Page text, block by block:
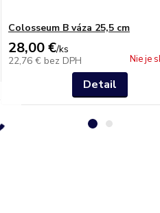
Colosseum B váza 25,5 cm
28,00 €/ks
22,76 € bez DPH Nie je
Detail